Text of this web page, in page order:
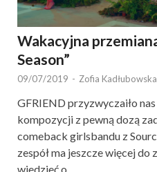
Wakacyjna
Season”
09/07/2019 - Zofia Kadłubowska
GFRIEND przyzwyczaiło
kompozycji z pewną dozą
comeback girlsbandu z
zespół ma jeszcze więcej
wiedzieć o …